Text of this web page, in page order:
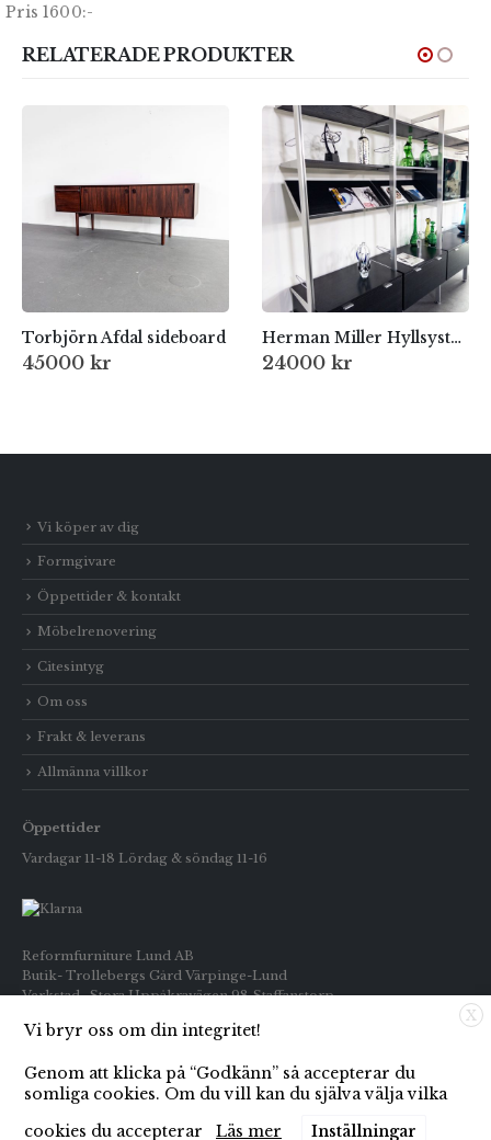
Pris 1600:-
RELATERADE PRODUKTER
Torbjörn Afdal sideboard
45000 kr
Herman Miller Hyllsystem, 1980-tal
24000 kr
Vi köper av dig
Formgivare
Öppettider & kontakt
Möbelrenovering
Citesintyg
Om oss
Frakt & leverans
Allmänna villkor
Öppettider
Vardagar 11-18 Lördag & söndag 11-16
Reformfurniture Lund AB
Butik- Trollebergs Gård Värpinge-Lund
Verkstad- Stora Uppåkravägen 98 Staffanstorp
Telefon: Butiken 0709-269916
Inköp : 0722-659133
E-post: info@reformfurniture.se
X
Vi bryr oss om din integritet!
Genom att klicka på “Godkänn” så accepterar du
somliga cookies. Om du vill kan du själva välja vilka
cookies du accepterar
Läs mer Inställningar